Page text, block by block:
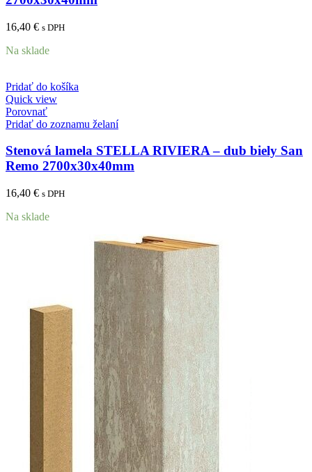
16,40 € s DPH
Na sklade
Pridať do košíka
Quick view
Porovnať
Pridať do zoznamu želaní
Stenová lamela STELLA RIVIERA – dub biely San
Remo 2700x30x40mm
16,40 € s DPH
Na sklade